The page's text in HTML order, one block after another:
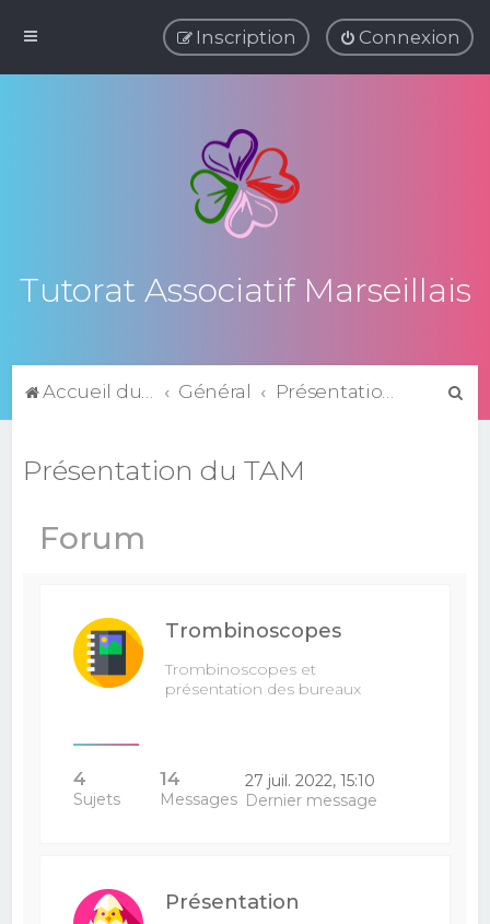
Connexion
Inscription
Tutorat Associatif Marseillais
Accueil du forum Général Présentation du TAM
Présentation du TAM
Forum
Trombinoscopes
Trombinoscopes et
présentation des bureaux
4
Sujets
14
Messages
27 juil. 2022, 15:10
Dernier message
Présentation